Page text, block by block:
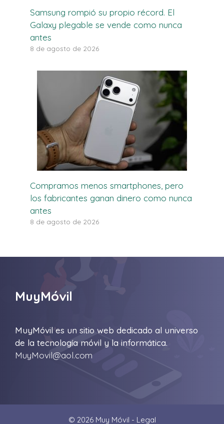
Samsung rompió su propio récord. El
Galaxy plegable se vende como nunca
antes
8 de agosto de 2026
Compramos menos smartphones, pero
los fabricantes ganan dinero como nunca
antes
8 de agosto de 2026
MuyMóvil
MuyMóvil es un sitio web dedicado al universo
de la tecnología móvil y la informática.
MuyMovil@aol.com
© 2026 Muy Móvil - Legal